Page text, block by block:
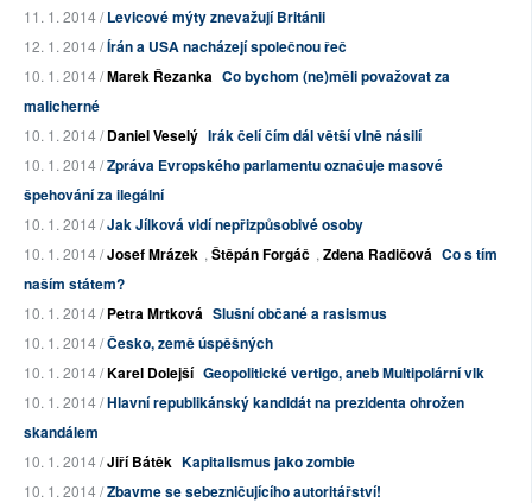
11. 1. 2014 /Levicové mýty znevažují Británii
12. 1. 2014 /Írán a USA nacházejí společnou řeč
10. 1. 2014 /Marek Řezanka Co bychom (ne)měli považovat za
malicherné
10. 1. 2014 /Daniel Veselý Irák čelí čím dál větší vlně násilí
10. 1. 2014 /Zpráva Evropského parlamentu označuje masové
špehování za ilegální
10. 1. 2014 /Jak Jílková vidí nepřizpůsobivé osoby
10. 1. 2014 /Josef Mrázek , Štěpán Forgáč , Zdena Radičová Co s tím
naším státem?
10. 1. 2014 /Petra Mrtková Slušní občané a rasismus
10. 1. 2014 /Česko, země úspěšných
10. 1. 2014 /Karel Dolejší Geopolitické vertigo, aneb Multipolární vlk
10. 1. 2014 /Hlavní republikánský kandidát na prezidenta ohrožen
skandálem
10. 1. 2014 /Jiří Bátěk Kapitalismus jako zombie
10. 1. 2014 /Zbavme se sebezničujícího autoritářství!